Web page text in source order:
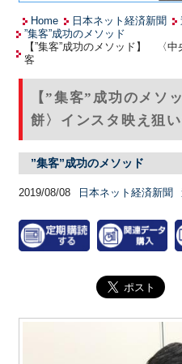
Home 日本ネット経済新聞
”集客”成功のメソッド
【”集客”成功のメソッド】 〈
客
【”集客”成功のメ
餅〉インスタ映え狙
”集客”成功のメソッド
2019/08/08 日本ネット経済新聞